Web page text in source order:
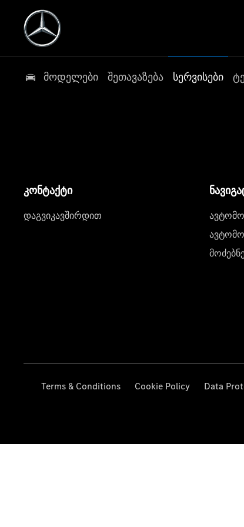
მოდელები შეთავაზება სერვისები
კონტაქტი
დაგვიკავშირდით
Terms & Conditions Cookie Policy Data